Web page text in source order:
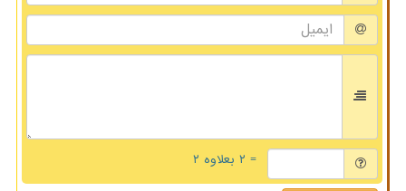
= ۲ بعلاوه ۲